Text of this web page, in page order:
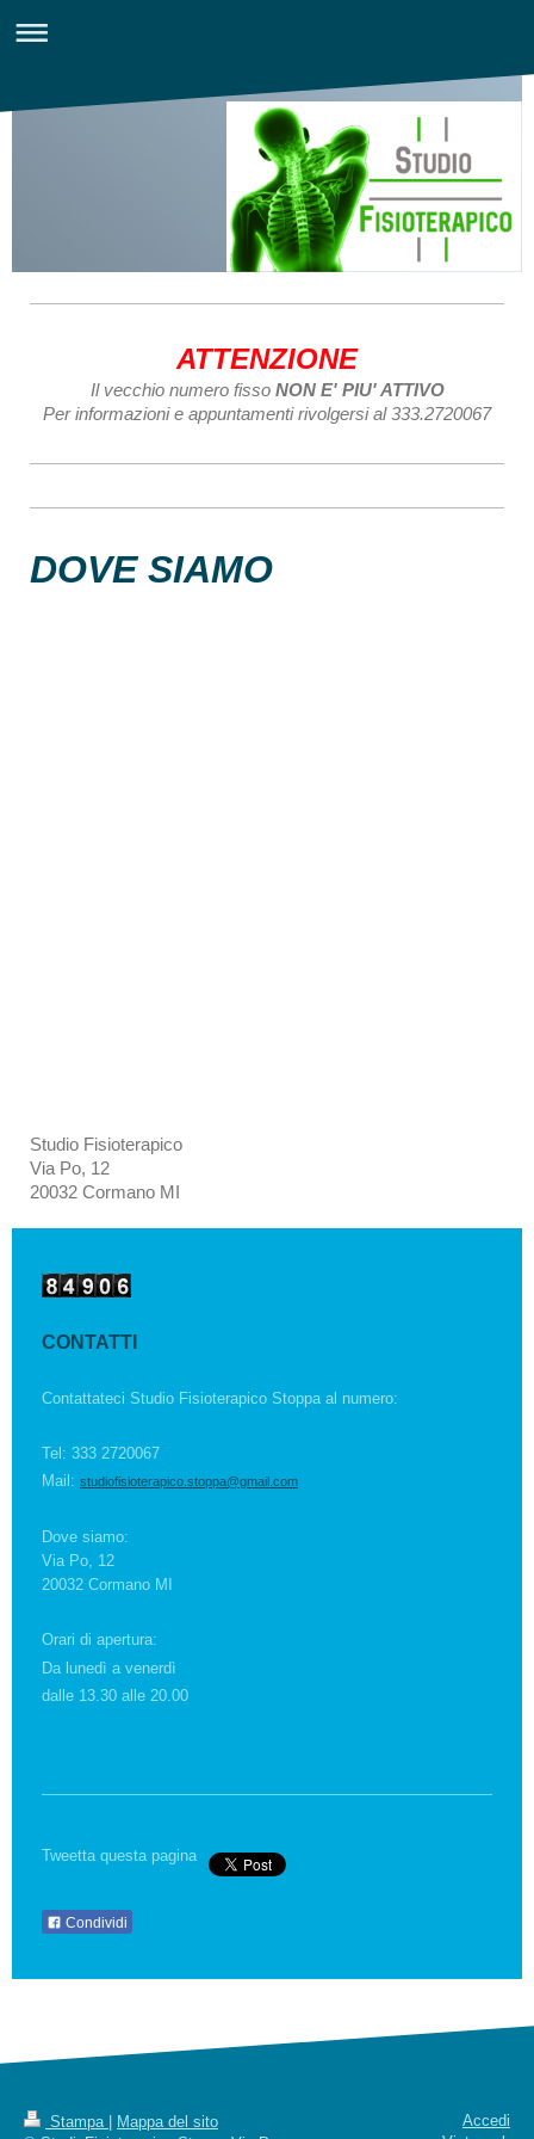
ATTENZIONE
Il vecchio numero fisso NON E' PIU' ATTIVO
Per informazioni e appuntamenti rivolgersi al 333.2720067
DOVE SIAMO
Studio Fisioterapico
Via Po, 12
20032 Cormano MI
CONTATTI
Contattateci Studio Fisioterapico Stoppa al numero:
Tel: 333 2720067
Mail: studiofisioterapico.stoppa@gmail.com
Dove siamo:
Via Po, 12
20032 Cormano MI
Orari di apertura:
Da lunedì a venerdì
dalle 13.30 alle 20.00
Tweetta questa pagina
Condividi
Stampa
Mappa del sito
Accedi